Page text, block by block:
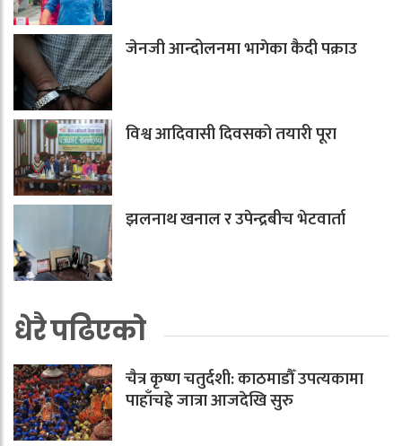
जेनजी आन्दोलनमा भागेका कैदी पक्राउ
विश्व आदिवासी दिवसको तयारी पूरा
झलनाथ खनाल र उपेन्द्रबीच भेटवार्ता
धेरै पढिएको
चैत्र कृष्ण चतुर्दशी: काठमाडौँ उपत्यकामा
पाहाँचह्रे जात्रा आजदेखि सुरु